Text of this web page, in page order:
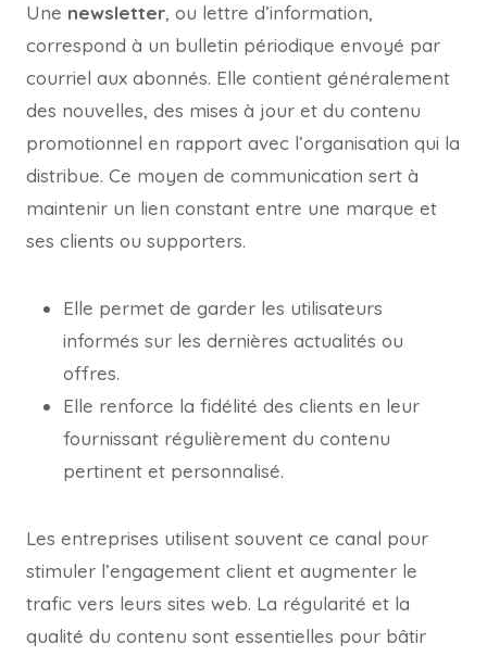
Une newsletter, ou lettre d’information,
correspond à un bulletin périodique envoyé par
courriel aux abonnés. Elle contient généralement
des nouvelles, des mises à jour et du contenu
promotionnel en rapport avec l’organisation qui la
distribue. Ce moyen de communication sert à
maintenir un lien constant entre une marque et
ses clients ou supporters.
Elle permet de garder les utilisateurs
informés sur les dernières actualités ou
offres.
Elle renforce la fidélité des clients en leur
fournissant régulièrement du contenu
pertinent et personnalisé.
Les entreprises utilisent souvent ce canal pour
stimuler l’engagement client et augmenter le
trafic vers leurs sites web. La régularité et la
qualité du contenu sont essentielles pour bâtir